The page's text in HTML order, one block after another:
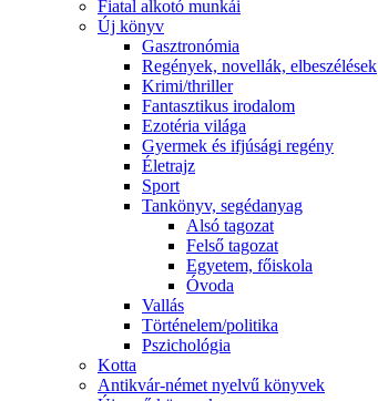
Fiatal alkotó munkái
Új könyv
Gasztronómia
Regények, novellák, elbeszélések
Krimi/thriller
Fantasztikus irodalom
Ezotéria világa
Gyermek és ifjúsági regény
Életrajz
Sport
Tankönyv, segédanyag
Alsó tagozat
Felső tagozat
Egyetem, főiskola
Óvoda
Vallás
Történelem/politika
Pszichológia
Kotta
Antikvár-német nyelvű könyvek